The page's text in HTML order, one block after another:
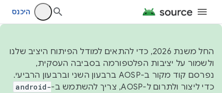
היכנס
החל משנת 2026, כדי להתאים למודל הפיתוח היציב שלנו
ולשמור על יציבות הפלטפורמה בסביבה העסקית,
נפרסם קוד מקור ב-AOSP ברבעון השני וברבעון הרביעי.
כדי ליצור ולתרום ל-AOSP, צריך להשתמש ב-
android-